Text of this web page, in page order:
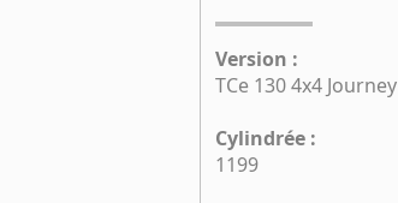
Version :
TCe 130 4x4 Journey
Cylindrée :
1199